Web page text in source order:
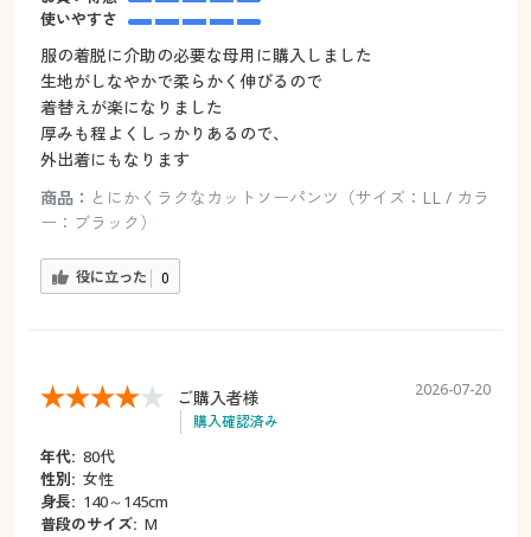
使いやすさ
服の着脱に介助の必要な母用に購入しました
生地がしなやかで柔らかく伸びるので
着替えが楽になりました
厚みも程よくしっかりあるので、
外出着にもなります
商品： とにかくラクなカットソーパンツ（サイズ：LL / カラ
ー：ブラック）
役に立った 0
ご購入者様
購入確認済み
2026-07-20
年代: 80代
性別: 女性
身長: 140～145cm
普段のサイズ: M